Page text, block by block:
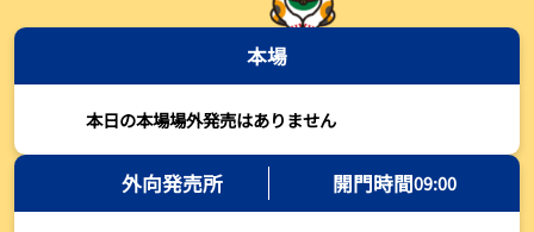
【とこなめボート・岩瀬仁紀さんコラム】最後は塚越海斗に注目、
【ボートレース】荒木颯斗が地元勢でただ１人優出果たす「地元で
初優勝したい」／常滑 - 日刊スポーツ
2026年08月03日
本場
本日の本場場外発売はありません
外向発売所 開門時間09:00